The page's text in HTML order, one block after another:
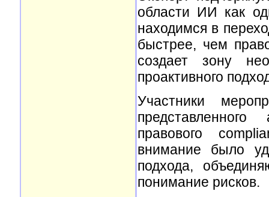
области ИИ как
находимся в
быстрее, чем
создает зону
проактивного
Участники
правового
внимание было
подхода,
понимание рисков.